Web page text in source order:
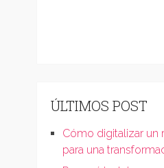
ÚLTIMOS POST
Cómo digitalizar un
para una